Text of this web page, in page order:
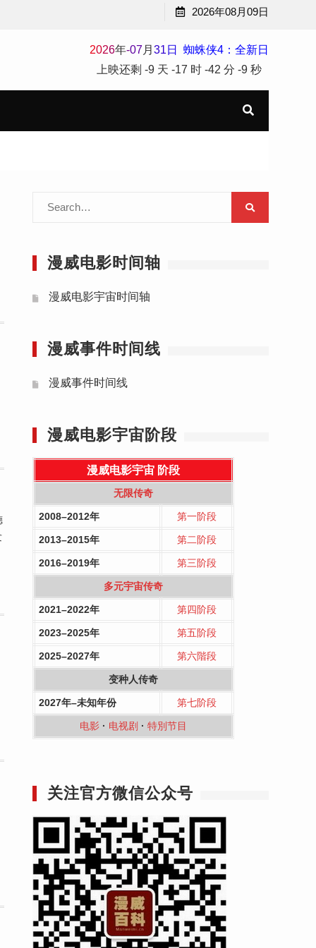
2026年08月09日
2026年-07月 31 日
蜘蛛侠4：全新日
上映还剩 -9 天 -17 时 -42 分 -10 秒
Search
漫威电影时间轴
漫威电影宇宙时间轴
漫威事件时间线
漫威事件时间线
漫威电影宇宙阶段
漫威电影宇宙 阶段
无限传奇
2008–2012年 第一阶段
2013–2015年 第二阶段
2016–2019年 第三阶段
多元宇宙传奇
2021–2022年 第四阶段
2023–2025年 第五阶段
2025–2027年 第六階段
变种人传奇
2027年–未知年份 第七阶段
电影 · 电视剧 · 特別节目
关注官方微信公众号